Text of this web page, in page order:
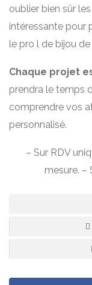
oublier bien sûr
intéressante pour
le pro l de bijou
Chaque projet
prendra le temps
comprendre vos
personnalisé.
– Sur RDV
mesure. –